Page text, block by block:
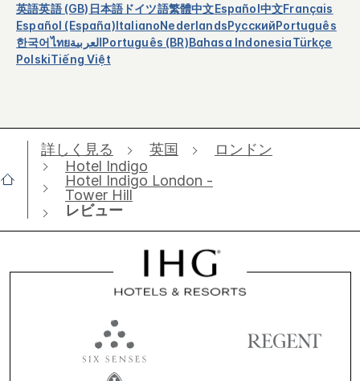
英語英語 (GB) 日本語 ドイツ語繁體中文Español中文Français
Español (España)ItalianoNederlandsРусскийPortuguês
한국어ไทยالعربيةPortuguês (BR)Bahasa IndonesiaTürkçe
PolskiTiếng Việt
詳しく見る 英国
ロンドン
Hotel Indigo
Hotel Indigo London -
Tower Hill
レビュー